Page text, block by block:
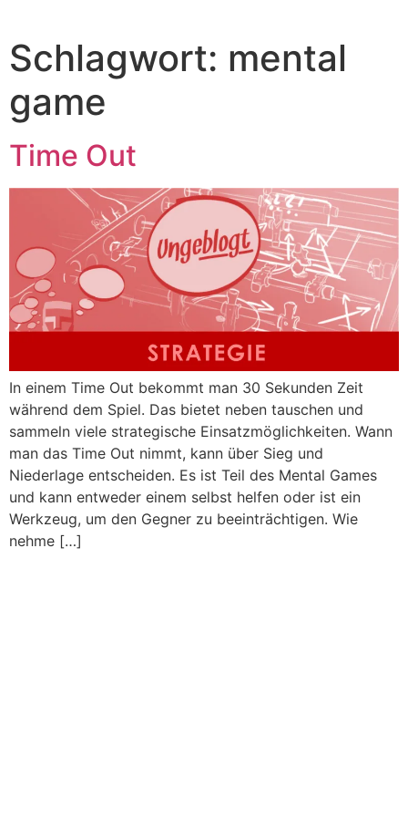
Schlagwort: mental
game
Time Out
In einem Time Out bekommt man 30 Sekunden Zeit
während dem Spiel. Das bietet neben tauschen und
sammeln viele strategische Einsatzmöglichkeiten. Wann
man das Time Out nimmt, kann über Sieg und
Niederlage entscheiden. Es ist Teil des Mental Games
und kann entweder einem selbst helfen oder ist ein
Werkzeug, um den Gegner zu beeinträchtigen. Wie
nehme […]